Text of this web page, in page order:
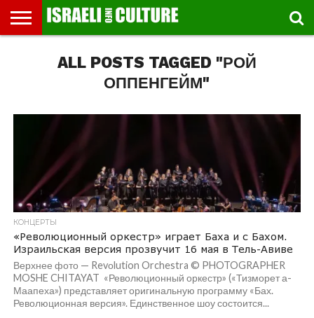
СТРАНА
ФЕСТИВАЛЕЙ
КНИГИ.
ТЕКСТЫ
МУЗЫКА
РЕЛИГИЯ/
ИСТОРИЯ
ДВИЖЕНИЕ
ВЫХОДНОГО
МАРШРУТЫ
ПРОГУЛЬЩИКА
ВИДЕО-
ВПЕЧАТЛЕНИЯ
ВСТРЕЧИ
ИНТЕРВЬЮALL POSTS TAGGED "РОЙ
ОППЕНГЕЙМ"
КОНЦЕРТЫ
«Революционный оркестр» играет Баха и с Бахом.
Израильская версия прозвучит 16 мая в Тель-Авиве
Верхнее фото — Revоlution Orchestra © PHOTOGRAPHER
MOSHE CHITAYAT «Революционный оркестр» («Тизморет а-
Маапеха») представляет оригинальную программу «Бах.
Революционная версия». Единственное шоу состоится...